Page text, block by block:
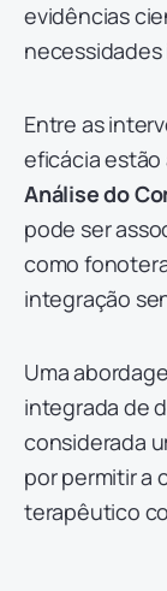
evidências
necessidades
Entre as
eficácia estão
Análise do
pode ser
como
integração
Uma
integrada de
considerada
por permitir a
terapêutico